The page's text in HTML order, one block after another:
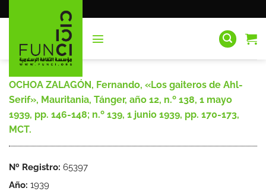
al
OCHOA ZALAGÓN, Fernando, «Los gaiteros de Ahl-
Serif», Mauritania, Tánger, año 12, n.º 138, 1 mayo
1939, pp. 146-148; n.º 139, 1 junio 1939, pp. 170-173,
MCT.
Nº Registro: 65397
Año: 1939